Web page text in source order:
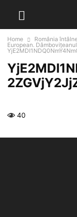
Home
România
European.
40